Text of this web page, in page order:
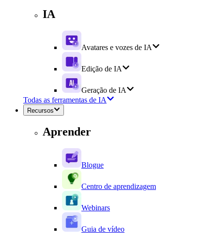
IA
Avatares e vozes de IA
Edição de IA
Geração de IA
Todas as ferramentas de IA
Recursos
Aprender
Blogue
Centro de aprendizagem
Webinars
Guia de vídeo